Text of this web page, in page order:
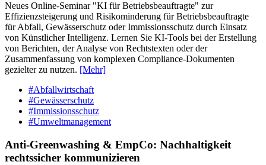
Neues Online-Seminar "KI für Betriebsbeauftragte" zur
Effizienzsteigerung und Risikominderung für Betriebsbeauftragte
für Abfall, Gewässerschutz oder Immissionsschutz durch Einsatz
von Künstlicher Intelligenz. Lernen Sie KI-Tools bei der Erstellung
von Berichten, der Analyse von Rechtstexten oder der
Zusammenfassung von komplexen Compliance-Dokumenten
gezielter zu nutzen. [Mehr]
#Abfallwirtschaft
#Gewässerschutz
#Immissionsschutz
#Umweltmanagement
Anti-Greenwashing & EmpCo: Nachhaltigkeit
rechtssicher kommunizieren